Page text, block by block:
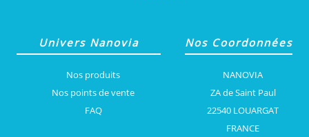
Univers Nanovia
Nos produits
Nos points de vente
FAQ
Nos Coordonnées
NANOVIA
ZA de Saint Paul
22540 LOUARGAT
FRANCE